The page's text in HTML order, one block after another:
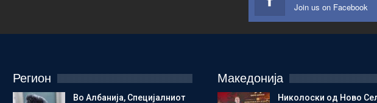
Join us on Facebook
Регион
Во Албанија, Специјалниот
Македонија
Николоски од Ново